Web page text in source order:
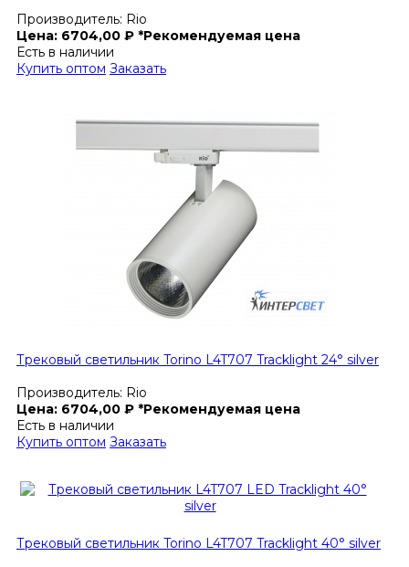
Производитель: Rio
Цена: 6704,00 ₽ *Рекомендуемая цена
Есть в наличии
Купить оптом Заказать
Трековый светильник Torino L4T707 Tracklight 24° silver
Производитель: Rio
Цена: 6704,00 ₽ *Рекомендуемая цена
Есть в наличии
Купить оптом Заказать
Трековый светильник Torino L4T707 Tracklight 40° silver